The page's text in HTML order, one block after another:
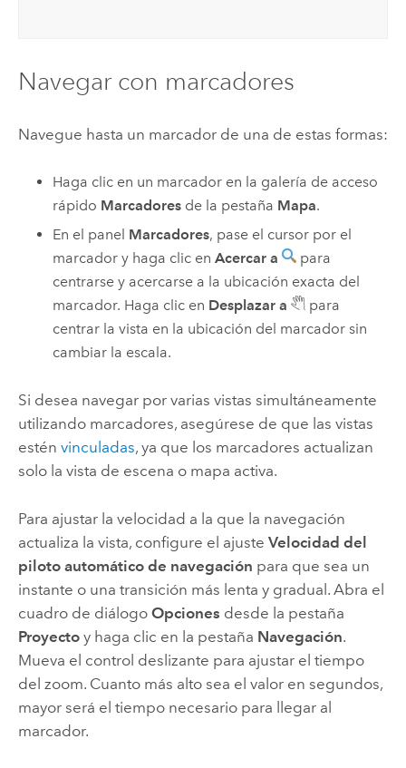
Navegar con marcadores
Navegue hasta un marcador de una de estas formas:
Haga clic en un marcador en la galería de acceso
rápido Marcadores de la pestaña Mapa.
En el panel Marcadores, pase el cursor por el
marcador y haga clic enAcercar a
para
centrarse y acercarse a la ubicación exacta del
marcador. Haga clic en Desplazar a
para
centrar la vista en la ubicación del marcador sin
cambiar la escala.
Si desea navegar por varias vistas simultáneamente
utilizando marcadores, asegúrese de que las vistas
estén vinculadas, ya que los marcadores actualizan
solo la vista de escena o mapa activa.
Para ajustar la velocidad a la que la navegación
actualiza la vista, configure el ajuste Velocidad del
piloto automático de navegación para que sea un
instante o una transición más lenta y gradual. Abra el
cuadro de diálogo Opciones desde la pestaña
Proyectoy haga clic en la pestaña Navegación.
Mueva el control deslizante para ajustar el tiempo
del zoom. Cuanto más alto sea el valor en segundos,
mayor será el tiempo necesario para llegar al
marcador.